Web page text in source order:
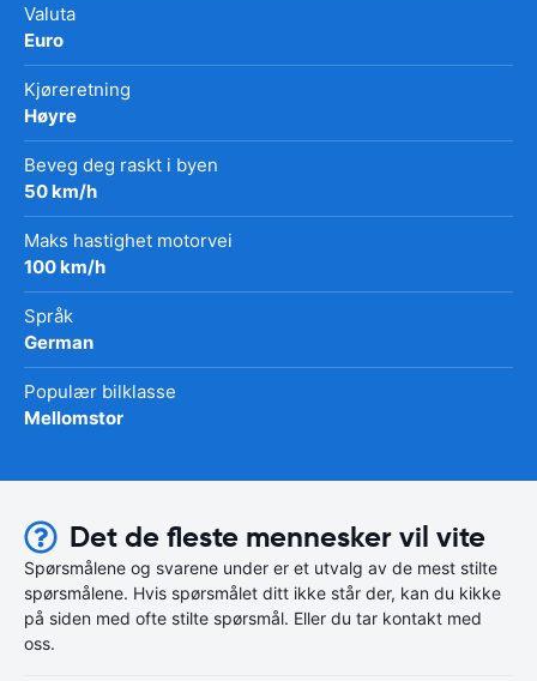
Valuta
Euro
Kjøreretning
Høyre
Beveg deg raskt i byen
50 km/h
Maks hastighet motorvei
100 km/h
Språk
German
Populær bilklasse
Mellomstor
Det de fleste mennesker vil vite
Spørsmålene og svarene under er et utvalg av de mest stilte
spørsmålene. Hvis spørsmålet ditt ikke står der, kan du kikke
på siden med ofte stilte spørsmål. Eller du tar kontakt med
oss.